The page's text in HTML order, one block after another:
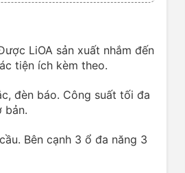
LiOA sản xuất nhắm đến
tiện ích kèm theo.
đèn báo. Công suất tối đa
bản.
Bên cạnh 3 ổ đa năng 3